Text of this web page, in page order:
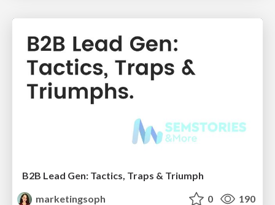
B2B Lead Gen: Tactics, Traps & Triumph
marketingsoph
0 190